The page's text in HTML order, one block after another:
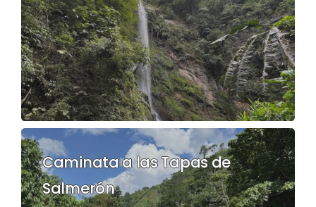
Caminata a las Tapas de
Salmerón